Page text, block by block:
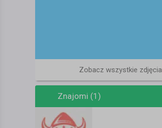
Zobacz wszystkie zdjęcia
Znajomi (1)